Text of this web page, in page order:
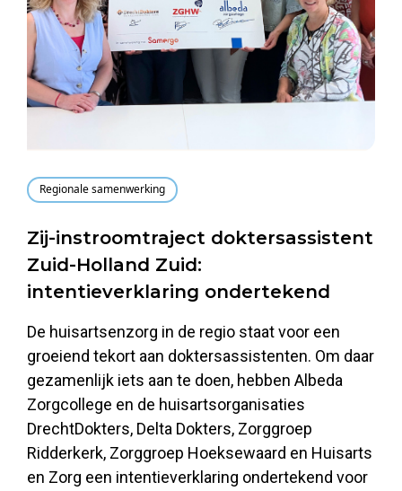
Regionale samenwerking
Zij-instroomtraject doktersassistent
Zuid-Holland Zuid:
intentieverklaring ondertekend
De huisartsenzorg in de regio staat voor een
groeiend tekort aan doktersassistenten. Om daar
gezamenlijk iets aan te doen, hebben Albeda
Zorgcollege en de huisartsorganisaties
DrechtDokters, Delta Dokters, Zorggroep
Ridderkerk, Zorggroep Hoeksewaard en Huisarts
en Zorg een intentieverklaring ondertekend voor